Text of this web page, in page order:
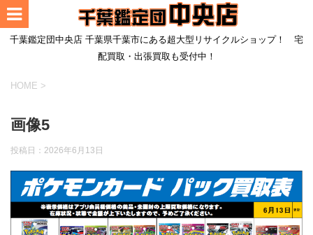
千葉鑑定団中央店 千葉県千葉市にある超大型リサイクルショップ！ 宅
配買取・出張買取も受付中！
HOME >
画像5
投稿日： 2026年6月13日